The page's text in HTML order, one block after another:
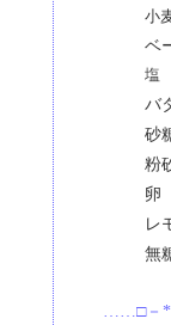
小
ベ
塩
バ
砂
粉
卵
レ
無
……□－